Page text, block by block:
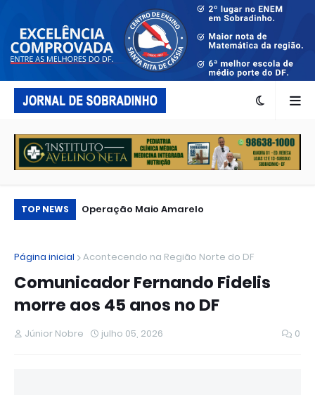
TOP NEWS Operação Maio Amarelo
Página inicial Acontecendo na Região Norte do DF
Comunicador Fernando Fidelis
morre aos 45 anos no DF
Júnior Nobre julho 05, 2026 0